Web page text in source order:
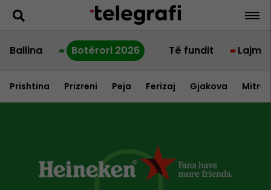
Ballina Botërori 2026 Të fundit Lajme
Prishtina Prizreni Peja Ferizaj Gjakova